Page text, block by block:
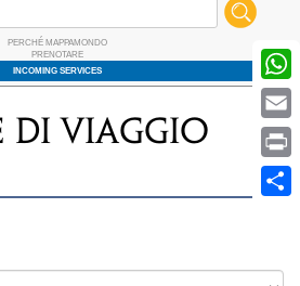
PERCHÉ MAPPAMONDO
PRENOTARE
INCOMING SERVICES
Laos
DI VIAGGIO